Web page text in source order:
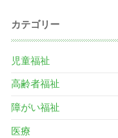
カテゴリー
児童福祉
高齢者福祉
障がい福祉
医療